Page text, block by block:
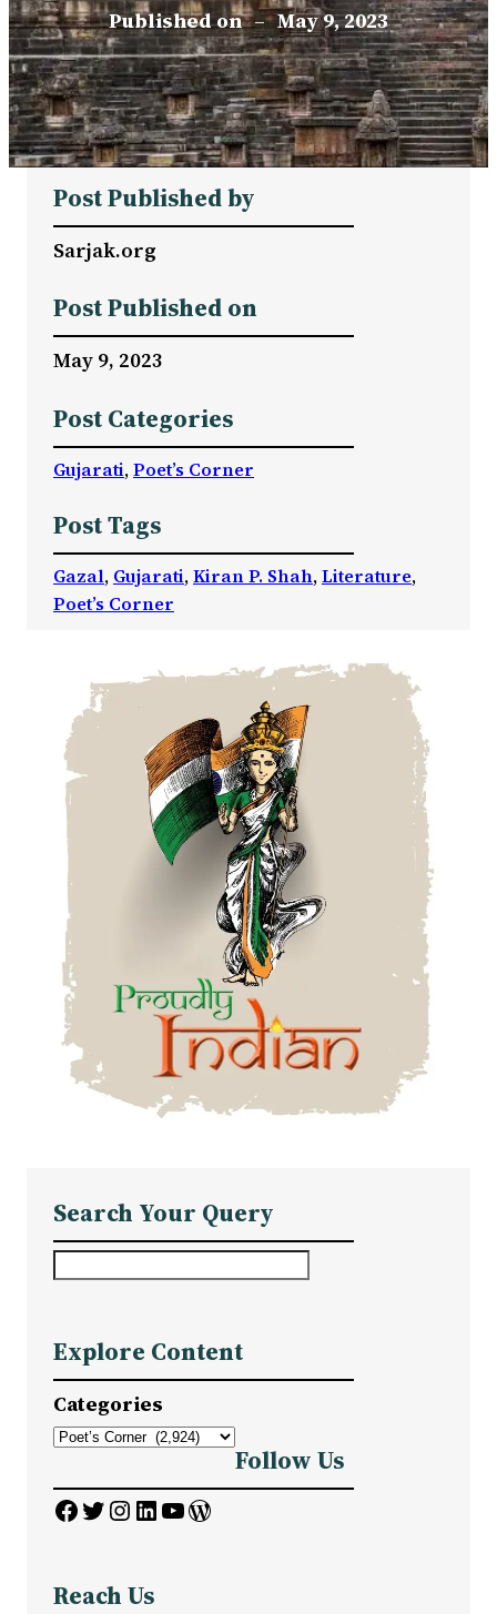
Published on – May 9, 2023
Post Published by
Sarjak.org
Post Published on
May 9, 2023
Post Categories
Gujarati, Poet’s Corner
Post Tags
Gazal, Gujarati, Kiran P. Shah, Literature
Poet’s Corner
Search Your Query
r
c
h
Explore Content
Categories
Follow Us
Facebook Twitter InstagramLinkedIn YouTube WordPress
Reach Us